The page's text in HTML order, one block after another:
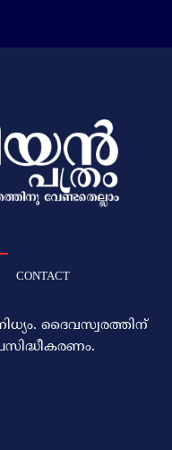
CONTACT
ദൈവസ്വരത്തിന്‌